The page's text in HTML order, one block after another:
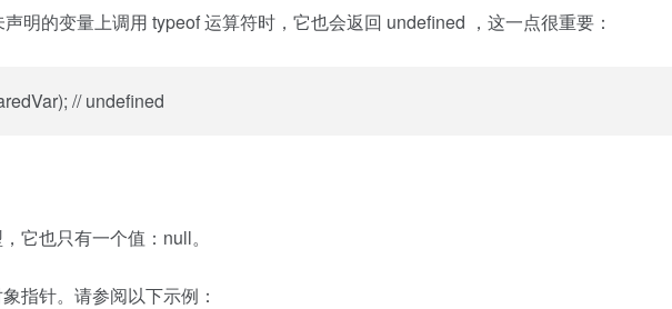
明的变量上调用 typeof 运算符时，它也会返回 undefined ，这一点很重要：
// undefined
它也只有一个值：null。
指针。请参阅以下示例：